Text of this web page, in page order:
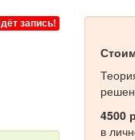
запись!
4500
в